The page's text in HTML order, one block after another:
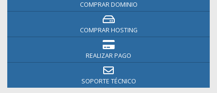
COMPRAR DOMINIO
COMPRAR HOSTING
REALIZAR PAGO
SOPORTE TÉCNICO